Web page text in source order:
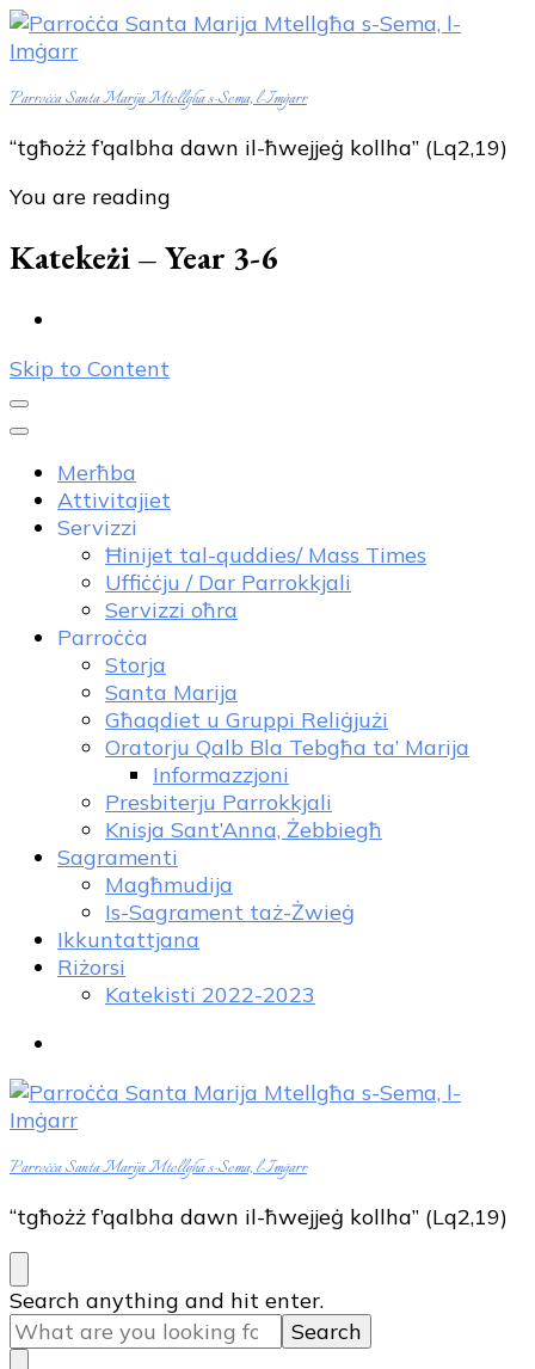
Parroċċa Santa Marija Mtellgħa s-Sema, l-Imġarr
“tgħożż f’qalbha dawn il-ħwejjeġ kollha” (Lq2,19)
You are reading
Katekeżi – Year 3-6
Skip to Content
Merħba
Attivitajiet
Servizzi
Ħinijet tal-quddies/ Mass Times
Uffiċċju / Dar Parrokkjali
Servizzi oħra
Parroċċa
Storja
Santa Marija
Għaqdiet u Gruppi Reliġjużi
Oratorju Qalb Bla Tebgħa ta’ Marija
Informazzjoni
Presbiterju Parrokkjali
Knisja Sant’Anna, Żebbiegħ
Sagramenti
Magħmudija
Is-Sagrament taż-Żwieġ
Ikkuntattjana
Riżorsi
Katekisti 2022-2023
Parroċċa Santa Marija Mtellgħa s-Sema, l-Imġarr
“tgħożż f’qalbha dawn il-ħwejjeġ kollha” (Lq2,19)
Looking
for
Something?
Search anything and hit enter.